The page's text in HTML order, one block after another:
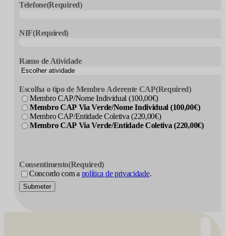
Telefone(Required)
NIF(Required)
Ramo de Atividade
Escolha o tipo de Membro Aderente CAP(Required)
Membro CAP/Nome Individual (100,00€)
Membro CAP Via Verde/Nome Individual (100,00€)
Membro CAP/Entidade Coletiva (220,00€)
Membro CAP Via Verde/Entidade Coletiva (220,00€)
Consentimento(Required)
Concordo com a política de privacidade.
Submeter